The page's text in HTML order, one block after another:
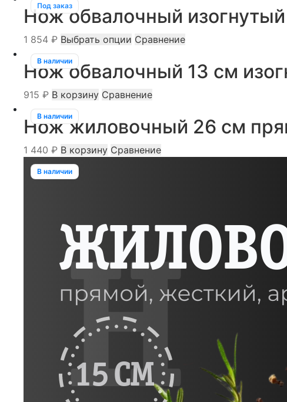
Под заказ
Нож обвалочный
1 854 ₽ Выбрать опции Этот
имеет
несколько
вариаций.
можно
выбрать
на
Сравнение
В наличии
Нож обвалочный 13 см
915 ₽ В корзину Сравнение
В наличии
Нож жиловочный 26 см
1 440 ₽ В корзину Сравнение
В наличии